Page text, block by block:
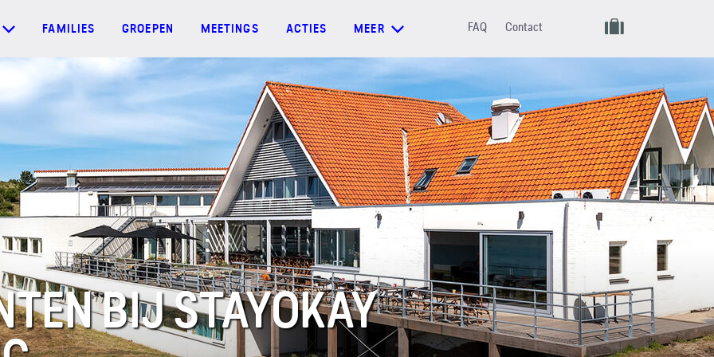
FAMILIES GROEPEN MEETINGS ACTIES MEER FAQ Contact
BIJ STAYOKAY